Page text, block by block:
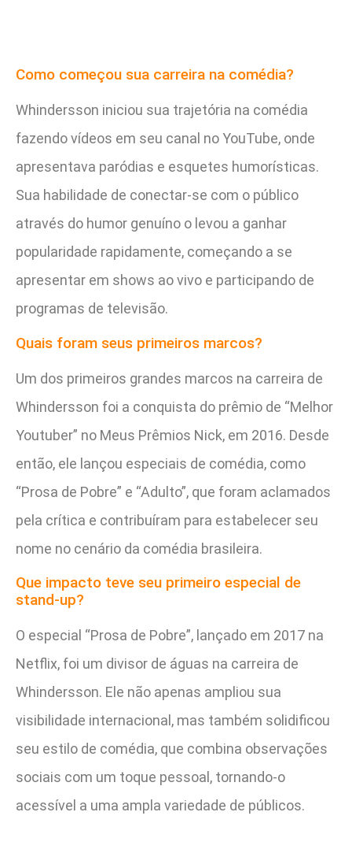
Como começou sua carreira na comédia?
Whindersson iniciou sua trajetória na comédia
fazendo vídeos em seu canal no YouTube, onde
apresentava paródias e esquetes humorísticas.
Sua habilidade de conectar-se com o público
através do humor genuíno o levou a ganhar
popularidade rapidamente, começando a se
apresentar em shows ao vivo e participando de
programas de televisão.
Quais foram seus primeiros marcos?
Um dos primeiros grandes marcos na carreira de
Whindersson foi a conquista do prêmio de “Melhor
Youtuber” no Meus Prêmios Nick, em 2016. Desde
então, ele lançou especiais de comédia, como
“Prosa de Pobre” e “Adulto”, que foram aclamados
pela crítica e contribuíram para estabelecer seu
nome no cenário da comédia brasileira.
Que impacto teve seu primeiro especial de
stand-up?
O especial “Prosa de Pobre”, lançado em 2017 na
Netflix, foi um divisor de águas na carreira de
Whindersson. Ele não apenas ampliou sua
visibilidade internacional, mas também solidificou
seu estilo de comédia, que combina observações
sociais com um toque pessoal, tornando-o
acessível a uma ampla variedade de públicos.